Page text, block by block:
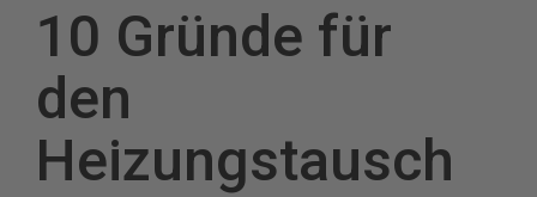
10 Gründe für
den
Heizungstausch